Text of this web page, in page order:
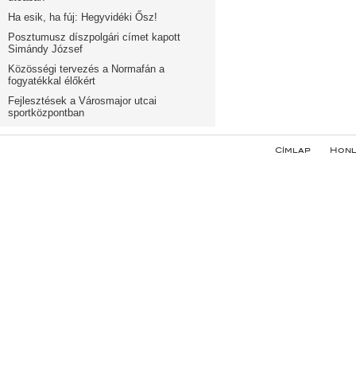
Ha esik, ha fúj: Hegyvidéki Ősz!
Posztumusz díszpolgári címet kapott
Simándy József
Közösségi tervezés a Normafán a
fogyatékkal élőkért
Fejlesztések a Városmajor utcai
sportközpontban
Címlap